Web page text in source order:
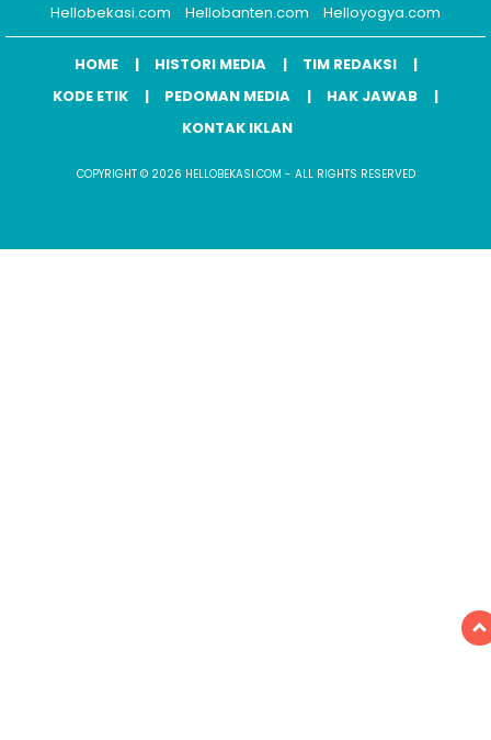
Hellobekasi.com
Hellobanten.com Helloyogya.com
HOME HISTORI MEDIA
TIM REDAKSI
KODE ETIK
PEDOMAN MEDIA
HAK JAWAB
KONTAK IKLAN
COPYRIGHT © 2026 HELLOBEKASI.COM - ALL RIGHTS RESERVED